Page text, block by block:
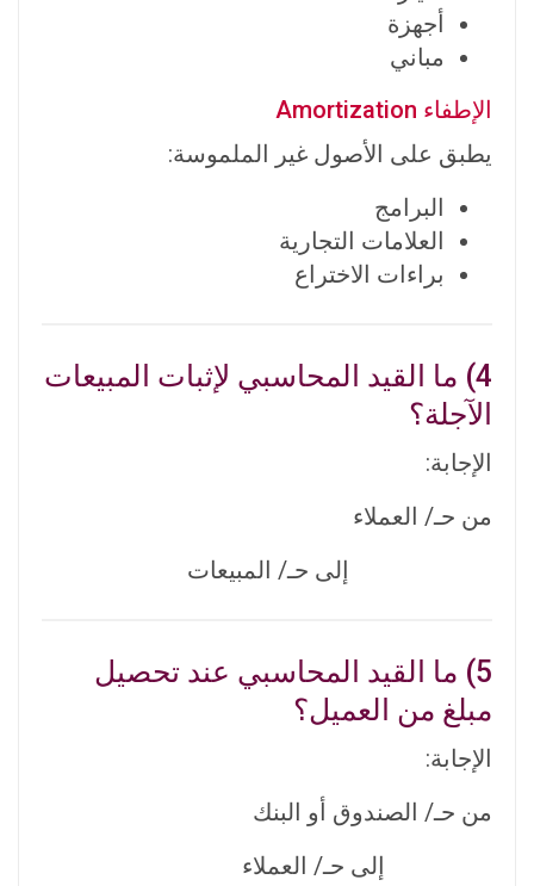
أجهزة
مباني
الإطفاء Amortization
يطبق على الأصول غير الملموسة:
البرامج
العلامات التجارية
براءات الاختراع
4) ما القيد المحاسبي لإثبات المبيعات
الآجلة؟
الإجابة:
من حـ/ العملاء
إلى حـ/ المبيعات
5) ما القيد المحاسبي عند تحصيل
مبلغ من العميل؟
الإجابة:
من حـ/ الصندوق أو البنك
إلى حـ/ العملاء